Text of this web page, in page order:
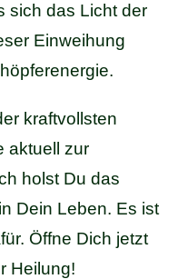
sich das Licht der
Einweihung
kraftvollsten
aktuell zur
holst Du das
Dein Leben. Es ist
Öffne Dich jetzt
Heilung!